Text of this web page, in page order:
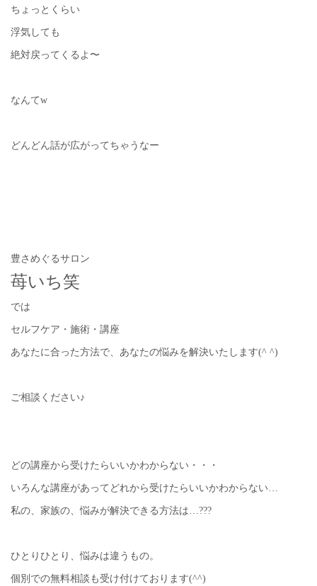
ちょっとくらい
浮気しても
絶対戻ってくるよ〜
なんてw
どんどん話が広がってちゃうなー
豊さめぐるサロン
苺いち笑
では
セルフケア・施術・講座
あなたに合った方法で、あなたの悩みを解決いたします(^ ^)
ご相談ください♪
どの講座から受けたらいいかわからない・・・
いろんな講座があってどれから受けたらいいかわからない…
私の、家族の、悩みが解決できる方法は…???
ひとりひとり、悩みは違うもの。
個別での無料相談も受け付けております(^^)